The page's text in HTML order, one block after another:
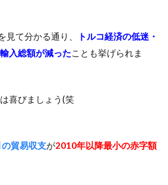
て分かる通り、
トルコ経済の低迷・
入総額が減った ことも挙げられま
喜びましょう(笑
の貿易収支が2010年以降最小の赤字額